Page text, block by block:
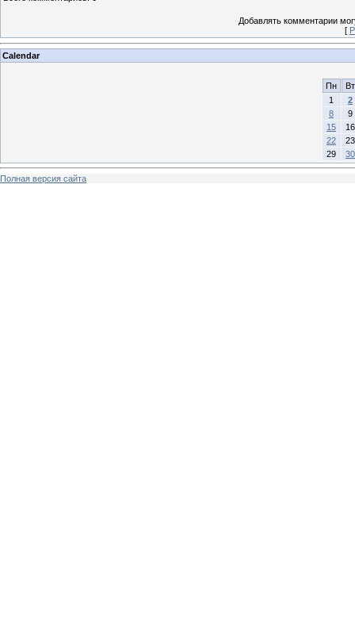
Добавлять комментарии
[
Calendar
Пн
Вт
1
2
8
9
15
16
22
23
29
30
Полная версия сайта